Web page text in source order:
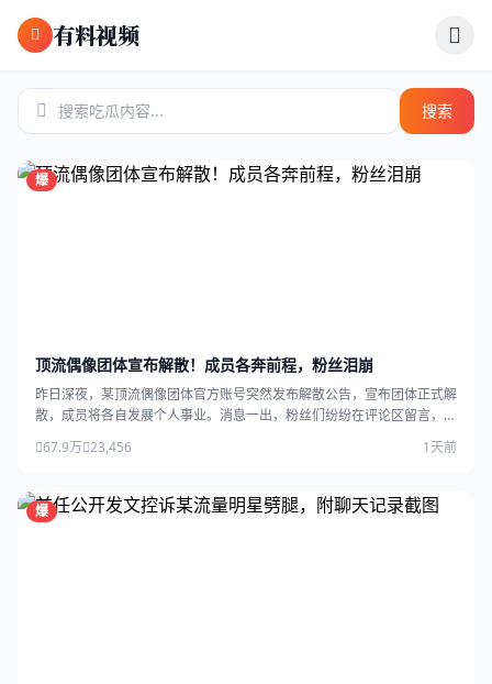
跳过导航
有料视频
搜索
爆
顶流偶像团体宣布解散！成员各奔前程，粉丝泪崩
昨日深夜，某顶流偶像团体官方账号突然发布解散公告，宣布团体正式解
散，成员将各自发展个人事业。消息一出，粉丝们纷纷在评论区留言，场
67.9万 23,456 1天前
爆